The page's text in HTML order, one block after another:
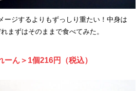
ージするよりもずっしり重たい！中身は
まずはそのままで食べてみた。
ん＞1個216円（税込）